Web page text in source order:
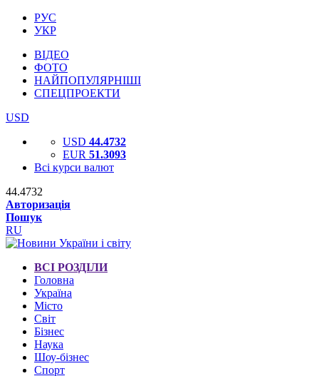
РУС
УКР
ВІДЕО
ФОТО
НАЙПОПУЛЯРНІШІ
СПЕЦПРОЕКТИ
USD
USD 44.4732
EUR 51.3093
Всі курси валют
44.4732
Авторизація
Пошук
RU
ВСІ РОЗДІЛИ
Головна
Україна
Місто
Світ
Бізнес
Наука
Шоу-бізнес
Спорт